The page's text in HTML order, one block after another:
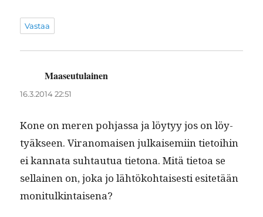
Vastaa
Maaseutulainen
16.3.2014 22:51
Kone on meren poh­jas­sa ja löy­tyy jos on löy­
tyäk­seen. Vira­nomaisen julkaisemi­in tietoi­hin
ei kan­na­ta suh­tau­tua tiet­ona. Mitä tietoa se
sel­l­ainen on, joka jo lähtöko­htais­es­ti esitetään
monitulkintaisena?